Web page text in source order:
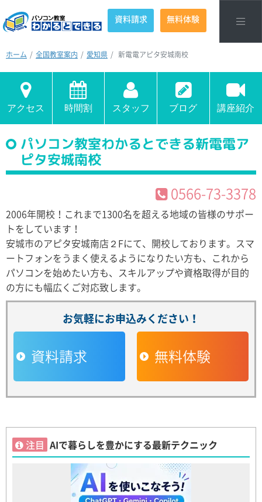
資料請求 無料体験
ホーム 全国教室案内 愛知県 新電電アピタ安城南校
アクセス 時間割 スタッフ ブログ 講座紹介
パソコン教室わかるとできる新電電ア
ピタ安城南校
0566-73-3378
2006年開校！これまで1300名を超える地域の皆様のサポー
トをしています！
安城市のアピタ安城南店２Fにて、開校しております。スマ
ートフォンをうまく使えるようになりたい方も、これから
パソコンを始めたい方も、スキルアップや資格取得が目的
の方にも幅広くご対応致します。
お気軽にお申込みください！
資料請求 無料体験
注目 AIで暮らしを豊かにする最新テクニック